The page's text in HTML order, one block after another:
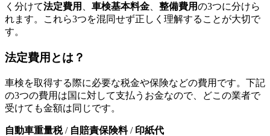
く分けて法定費用 、 車検基本料金、 整備費用の3つに分けら
れます。これら3つを混同せず正しく理解することが大切で
す。
法定費用とは？
車検を取得する際に必要な税金や保険などの費用です。下記
の3つの費用は国に対して支払うお金なので、どこの業者で
受けても金額は同じです。
自動車重量税/ 自賠責保険料/ 印紙代